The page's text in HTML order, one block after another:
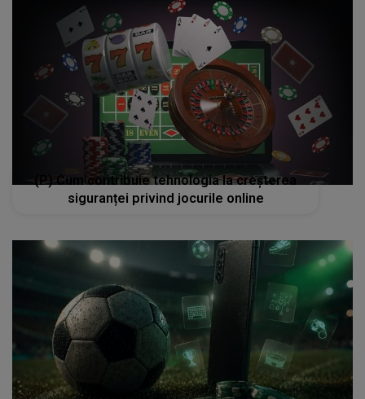
(P) Cum contribuie tehnologia la creșterea
siguranței privind jocurile online